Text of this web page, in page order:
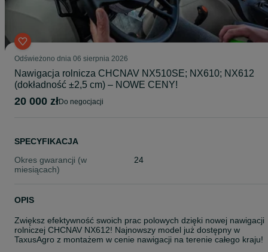
Odświeżono dnia 06 sierpnia 2026
Nawigacja rolnicza CHCNAV NX510SE; NX610; NX612
(dokładność ±2,5 cm) – NOWE CENY!
20 000 zł do negocjacji
SPECYFIKACJA
Okres gwarancji (w
miesiącach)
24
OPIS
Zwiększ efektywność swoich prac polowych dzięki nowej nawigacji
rolniczej CHCNAV NX612! Najnowszy model już dostępny w
TaxusAgro z montażem w cenie nawigacji na terenie całego kraju!